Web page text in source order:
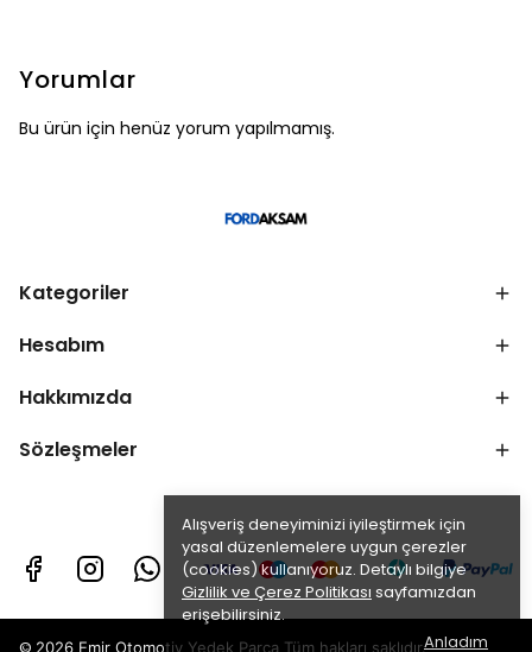
Alışveriş deneyiminizi iyileştirmek için
yasal düzenlemelere uygun çerezler
(cookies) kullanıyoruz. Detaylı bilgiye
Gizlilik ve Çerez Politikası sayfamızdan
erişebilirsiniz.
Anladım
Yorumlar
Bu ürün için henüz yorum yapılmamış.
Kategoriler
Hesabım
Hakkımızda
Sözleşmeler
2026 Emir Otomotiv Yedek Parça Tüm hakları saklıdır.